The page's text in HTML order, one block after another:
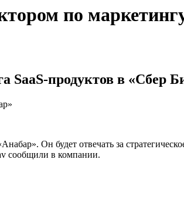
по
SaaS-продуктов в «Сбер
Он будет отвечать за
сообщили в компании.